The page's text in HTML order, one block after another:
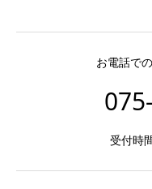
お電話で
受付時